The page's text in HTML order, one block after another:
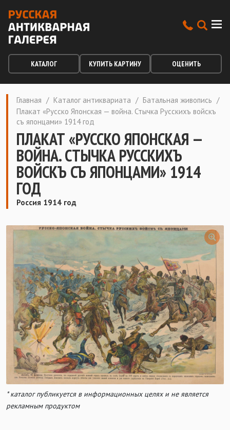
КАТАЛОГ КУПИТЬ КАРТИНУ ОЦЕНИТЬ
Главная / Каталог антиквариата / Батальная живопись /
Плакат «Русско Японская — война. Стычка Русскихъ войскъ
съ японцами» 1914 год
ПЛАКАТ «РУССКО ЯПОНСКАЯ —
ВОЙНА. СТЫЧКА РУССКИХЪ
ВОЙСКЪ СЪ ЯПОНЦАМИ» 1914
ГОД
Россия 1914 год
* каталог публикуется в информационных целях и не является
рекламным продуктом